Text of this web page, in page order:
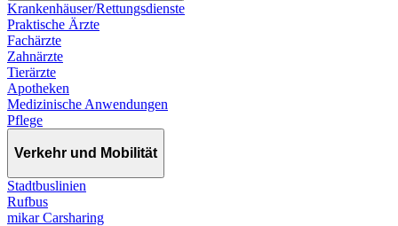
Krankenhäuser/Rettungsdienste
Praktische Ärzte
Fachärzte
Zahnärzte
Tierärzte
Apotheken
Medizinische Anwendungen
Pflege
Verkehr und Mobilität
Stadtbuslinien
Rufbus
mikar Carsharing